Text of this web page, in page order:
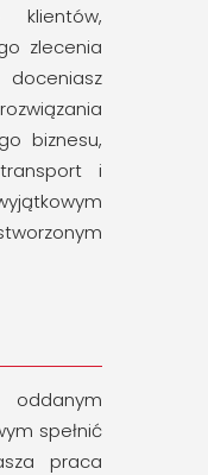
klientów,
zlecenia
biznesu,
i
spełnić
praca